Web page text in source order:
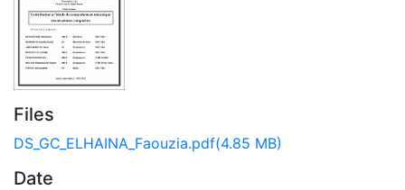
Files
DS_GC_ELHAINA_Faouzia.pdf(4.85 MB)
Date